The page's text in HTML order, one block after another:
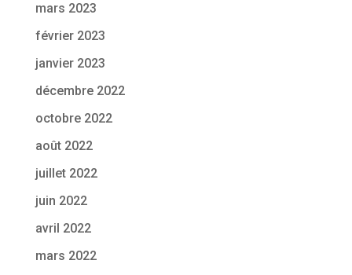
mars 2023
février 2023
janvier 2023
décembre 2022
octobre 2022
août 2022
juillet 2022
juin 2022
avril 2022
mars 2022